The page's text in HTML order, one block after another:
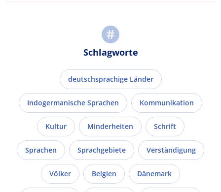
Schlagworte
deutschsprachige Länder
Indogermanische Sprachen Kommunikation
Kultur Minderheiten Schrift
Sprachen Sprachgebiete Verständigung
Völker Belgien Dänemark